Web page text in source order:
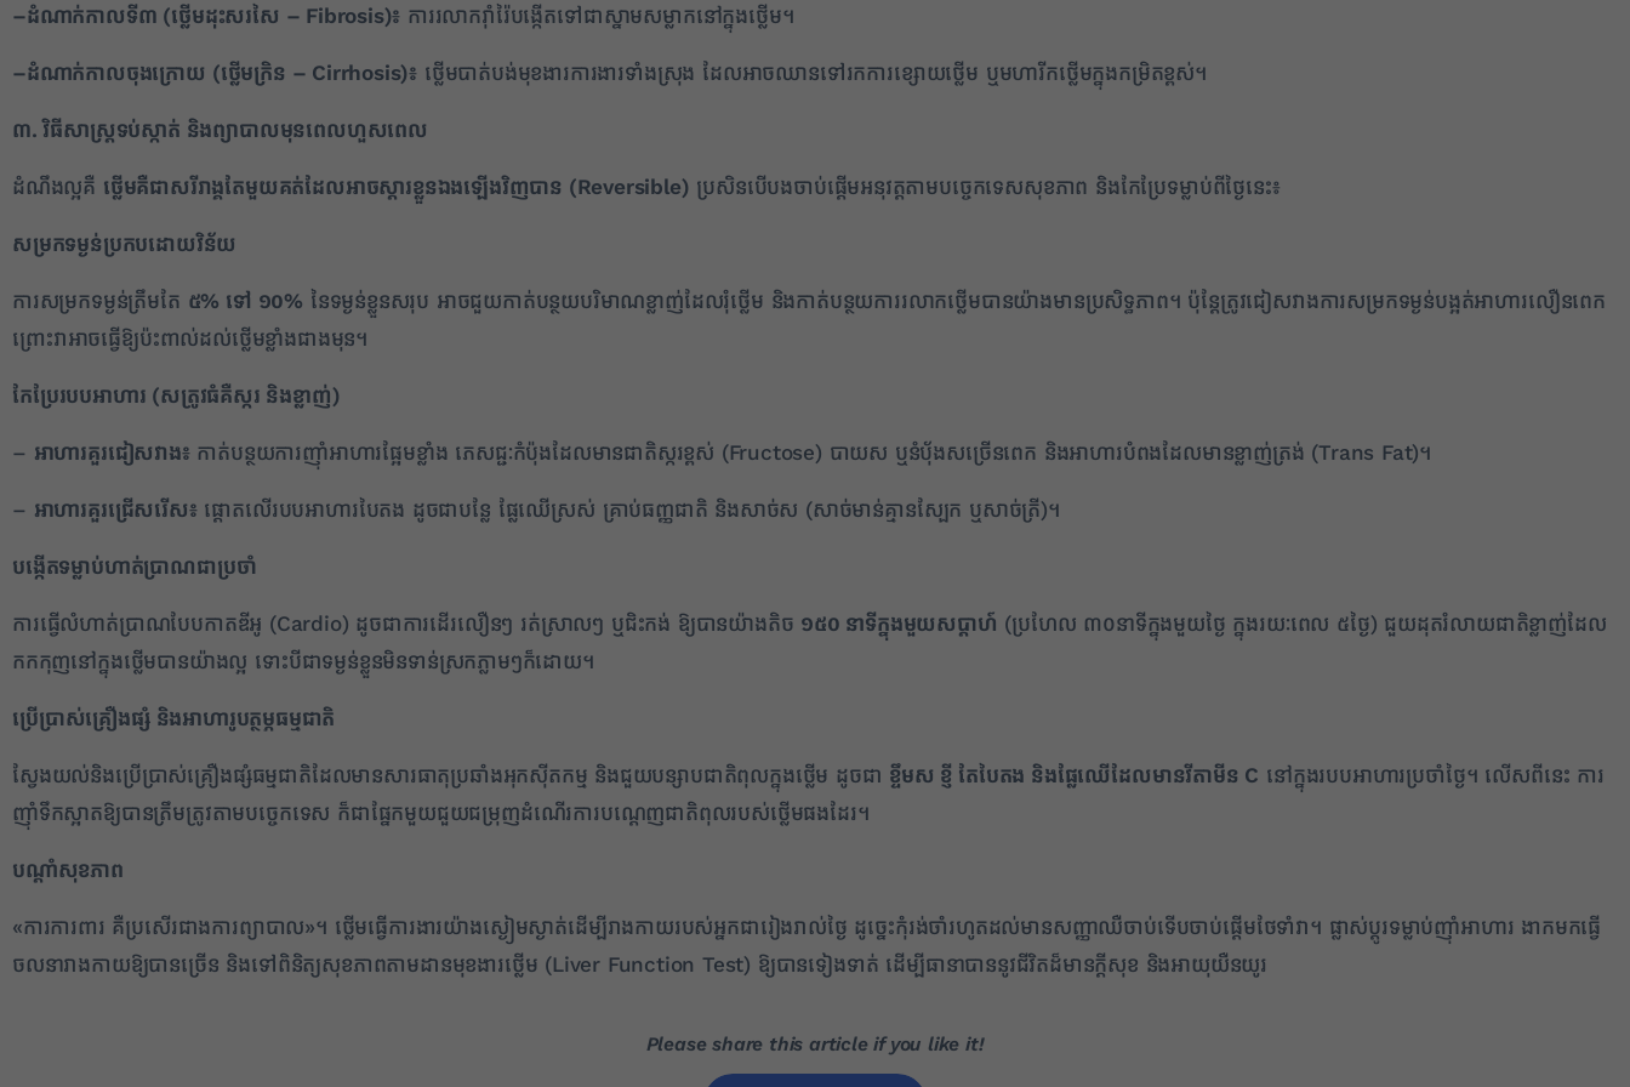
–ដំណាក់កាលទី៣ (ថ្លើមដុះសរសៃ – Fibrosis)៖ ការរលាករ៉ាំរ៉ៃបង្កើតទៅជាស្នាមសម្លាកនៅក្នុងថ្លើម។
–ដំណាក់កាលចុងក្រោយ (ថ្លើមក្រិន – Cirrhosis)៖ ថ្លើមបាត់បង់មុខងារការងារទាំងស្រុង ដែលអាចឈានទៅរកការខ្សោយថ្លើម ឬមហារីកថ្លើមក្នុងកម្រិតខ្ពស់។
៣. វិធីសាស្ត្រទប់ស្កាត់ និងព្យាបាលមុនពេលហួសពេល
ដំណឹងល្អគឺ ថ្លើមគឺជាសរីរាង្គតែមួយគត់ដែលអាចស្តារខ្លួនឯងឡើងវិញបាន (Reversible) ប្រសិនបើបងចាប់ផ្តើមអនុវត្តតាមបច្ចេកទេសសុខភាព និងកែប្រែទម្លាប់ពីថ្ងៃនេះ៖
សម្រកទម្ងន់ប្រកបដោយវិន័យ
ការសម្រកទម្ងន់ត្រឹមតែ ៥% ទៅ ១០% នៃទម្ងន់ខ្លួនសរុប អាចជួយកាត់បន្ថយបរិមាណខ្លាញ់ដែលរុំថ្លើម និងកាត់បន្ថយការរលាកថ្លើមបានយ៉ាងមានប្រសិទ្ធភាព។ ប៉ុន្តែត្រូវជៀសវាងការសម្រកទម្ងន់បង្អត់អាហារលឿនពេក
ព្រោះវាអាចធ្វើឱ្យប៉ះពាល់ដល់ថ្លើមខ្លាំងជាងមុន។
កែប្រែរបបអាហារ (សត្រូវធំគឺស្ករ និងខ្លាញ់)
– អាហារគួរជៀសវាង៖កាត់បន្ថយការញ៉ាំអាហារផ្អែមខ្លាំង ភេសជ្ជៈកំប៉ុងដែលមានជាតិស្ករខ្ពស់ (Fructose) បាយស ឬនំប៉័ងសច្រើនពេក និងអាហារបំពងដែលមានខ្លាញ់ត្រង់ (Trans Fat)។
– អាហារគួរជ្រើសរើស៖ផ្តោតលើរបបអាហារបៃតង ដូចជាបន្លែ ផ្លែឈើស្រស់ គ្រាប់ធញ្ញជាតិ និងសាច់ស (សាច់មាន់គ្មានស្បែក ឬសាច់ត្រី)។
បង្កើតទម្លាប់ហាត់ប្រាណជាប្រចាំ
ការធ្វើលំហាត់ប្រាណបែបកាតឌីអូ (Cardio) ដូចជាការដើរលឿនៗ រត់ស្រាលៗ ឬជិះកង់ ឱ្យបានយ៉ាងតិច ១៥០ នាទីក្នុងមួយសប្តាហ៍ (ប្រហែល ៣០នាទីក្នុងមួយថ្ងៃ ក្នុងរយៈពេល ៥ថ្ងៃ) ជួយដុតរំលាយជាតិខ្លាញ់ដែល
កកកុញនៅក្នុងថ្លើមបានយ៉ាងល្អ ទោះបីជាទម្ងន់ខ្លួនមិនទាន់ស្រកភ្លាមៗក៏ដោយ។
ប្រើប្រាស់គ្រឿងផ្សំ និងអាហារូបត្ថម្ភធម្មជាតិ
ស្វែងយល់និងប្រើប្រាស់គ្រឿងផ្សំធម្មជាតិដែលមានសារធាតុប្រឆាំងអុកស៊ីតកម្ម និងជួយបន្សាបជាតិពុលក្នុងថ្លើម ដូចជា ខ្ទឹមស ខ្ញី តែបៃតង និងផ្លែឈើដែលមានវីតាមីន C នៅក្នុងរបបអាហារប្រចាំថ្ងៃ។ លើសពីនេះ ការ
ញ៉ាំទឹកស្អាតឱ្យបានត្រឹមត្រូវតាមបច្ចេកទេស ក៏ជាផ្នែកមួយជួយជម្រុញដំណើរការបណ្តេញជាតិពុលរបស់ថ្លើមផងដែរ។
បណ្តាំសុខភាព
«ការការពារ គឺប្រសើរជាងការព្យាបាល»។ ថ្លើមធ្វើការងារយ៉ាងស្ងៀមស្ងាត់ដើម្បីរាងកាយរបស់អ្នកជារៀងរាល់ថ្ងៃ ដូច្នេះកុំរង់ចាំរហូតដល់មានសញ្ញាឈឺចាប់ទើបចាប់ផ្តើមថែទាំវា។ ផ្លាស់ប្តូរទម្លាប់ញ៉ាំអាហារ ងាកមកធ្វើ
ចលនារាងកាយឱ្យបានច្រើន និងទៅពិនិត្យសុខភាពតាមដានមុខងារថ្លើម (Liver Function Test) ឱ្យបានទៀងទាត់ ដើម្បីធានាបាននូវជីវិតដ៏មានក្តីសុខ និងអាយុយឺនយូរ
Please share this article if you like it!